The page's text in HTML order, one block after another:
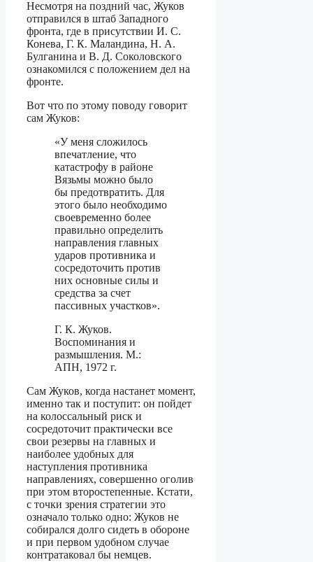
Несмотря на поздний час, Жуков
отправился в штаб Западного
фронта, где в присутствии И. С.
Конева, Г. К. Маландина, Н. А.
Булганина и В. Д. Соколовского
ознакомился с положением дел на
фронте.
Вот что по этому поводу говорит
сам Жуков:
«У меня сложилось
впечатление, что
катастрофу в районе
Вязьмы можно было
бы предотвратить. Для
этого было необходимо
своевременно более
правильно определить
направления главных
ударов противника и
сосредоточить против
них основные силы и
средства за счет
пассивных участков».
Г. К. Жуков.
Воспоминания и
размышления. М.:
АПН, 1972 г.
Сам Жуков, когда настанет момент,
именно так и поступит: он пойдет
на колоссальный риск и
сосредоточит практически все
свои резервы на главных и
наиболее удобных для
наступления противника
направлениях, совершенно оголив
при этом второстепенные. Кстати,
с точки зрения стратегии это
означало только одно: Жуков не
собирался долго сидеть в обороне
и при первом удобном случае
контратаковал бы немцев.